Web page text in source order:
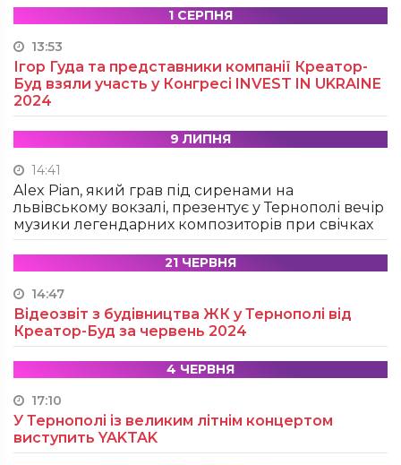
1 СЕРПНЯ
13:53
Ігор Гуда та представники компанії Креатор-
Буд взяли участь у Конгресі INVEST IN UKRAINE
2024
9 ЛИПНЯ
14:41
Alex Pian, який грав під сиренами на
львівському вокзалі, презентує у Тернополі вечір
музики легендарних композиторів при свічках
21 ЧЕРВНЯ
14:47
Відеозвіт з будівництва ЖК у Тернополі від
Креатор-Буд за червень 2024
4 ЧЕРВНЯ
17:10
У Тернополі із великим літнім концертом
виступить YAKTAK